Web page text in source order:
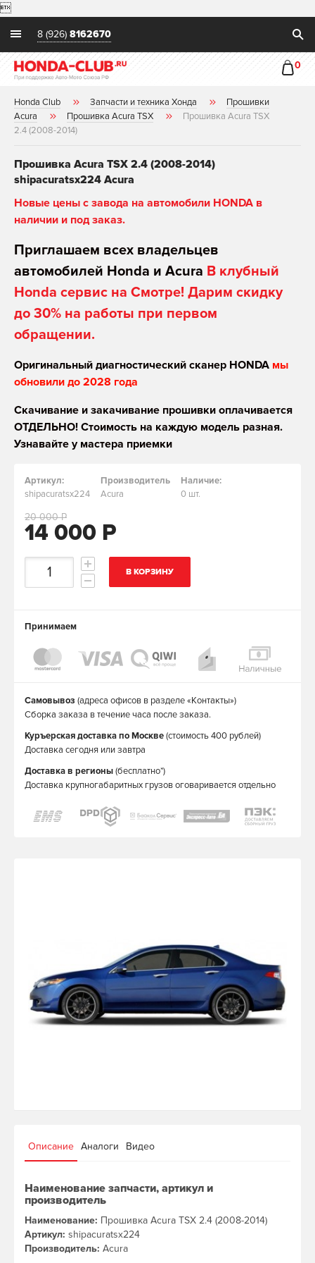

8 (926) 8162670
0
Honda Club Запчасти и техника Хонда
Прошивки
Acura
Прошивка Acura TSX
Прошивка Acura TSX
2.4 (2008-2014)
Прошивка Acura TSX 2.4 (2008-2014)
shipacuratsx224 Acura
Новые цены с завода на автомобили HONDA в
наличии и под заказ.
Приглашаем всех владельцев
автомобилей Honda и Acura В клубный
Honda сервис на Смотре! Дарим скидку
до 30% на работы при первом
обращении.
Оригинальный диагностический сканер HONDA мы
обновили до 2028 года
Скачивание и закачивание прошивки оплачивается
ОТДЕЛЬНО! Стоимость на каждую модель разная.
Узнавайте у мастера приемки
Артикул:
shipacuratsx224
Производитель
Acura
Наличие:
0 шт.
14 000 Р
20 000 Р
В КОРЗИНУ
Принимаем
Самовывоз (адреса офисов в разделе «Контакты»)
Сборка заказа в течение часа после заказа.
Куръерская доставка по Москве(стоимость 400 рублей)
Доставка сегодня или завтра
Доставка в регионы(бесплатно*)
Доставка крупногабаритных грузов оговаривается отдельно
Описание Аналоги Видео
Наименование запчасти, артикул и
производитель
Наименование: Прошивка Acura TSX 2.4 (2008-2014)
Артикул: shipacuratsx224
Производитель: Acura